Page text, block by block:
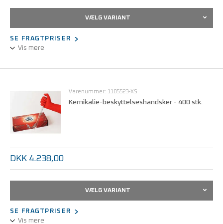
VÆLG VARIANT
SE FRAGTPRISER
Vis mere
Varenummer: 1105523-XS
Kemikalie-beskyttelseshandsker - 400 stk.
DKK 4.238,00
VÆLG VARIANT
SE FRAGTPRISER
Vis mere